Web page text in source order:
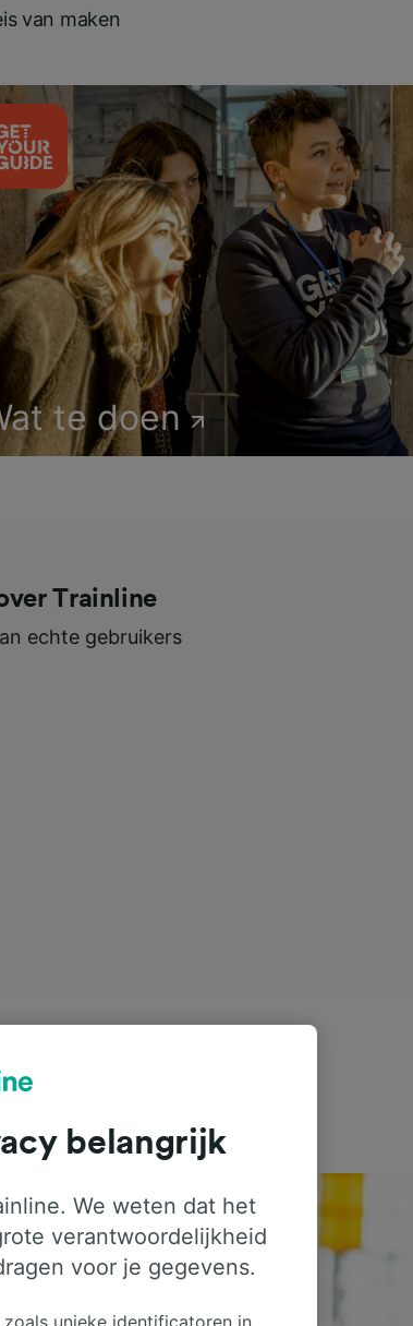
van maken
te doen
Trainline
echte gebruikers
belangrijk
We weten dat het
verantwoordelijkheid
voor je gegevens.
unieke identificatoren in